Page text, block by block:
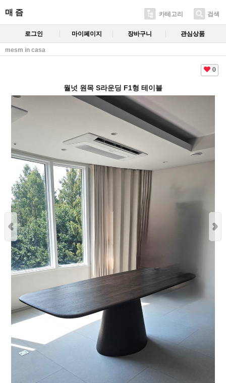
매 즘 카테고리 검색
로그인 마이페이지 장바구니 관심상품
mesm in casa
0
월넛 원목 S라운딩 F1형 테이블